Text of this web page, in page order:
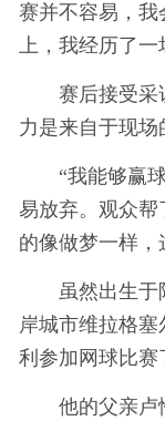
赛并不容易，我
上，我经历了一
赛后接受采
力是来自于现场
“我能够赢
易放弃。观众帮
的像做梦一样，
虽然出生于
岸城市维拉格
利参加网球比赛
他的父亲卢